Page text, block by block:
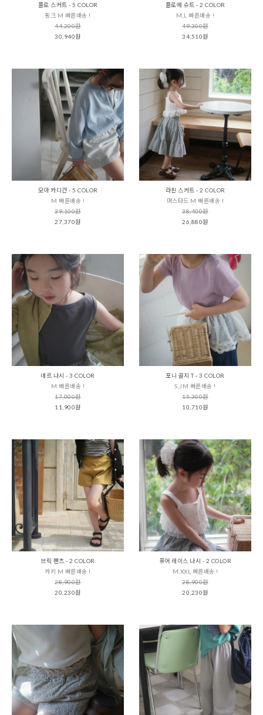
플로 스커트 - 5 COLOR
핑크 M 빠른배송 !
44,200원
30,940원
플로에 슈트 - 2 COLOR
M,L 빠른배송 !
49,300원
34,510원
모아 카디건 - 5 COLOR
M 빠른배송 !
39,100원
27,370원
라핀 스커트 - 2 COLOR
머스타드 M 빠른배송 !
38,400원
26,880원
네르 나시 - 3 COLOR
M 빠른배송 !
17,000원
11,900원
포니 골지 T - 3 COLOR
S,JM 빠른배송 !
15,300원
10,710원
브릭 팬츠 - 2 COLOR
카키 M 빠른배송 !
28,900원
20,230원
퓨어 레이스 나시 - 2 COLOR
M,XXL 빠른배송 !
28,900원
20,230원